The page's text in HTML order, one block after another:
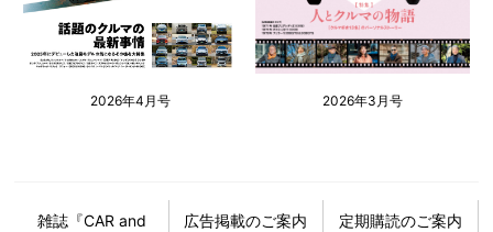
2026年4月号 2026年3月号
雑誌『CAR and
広告掲載のご案内
定期購読のご案内